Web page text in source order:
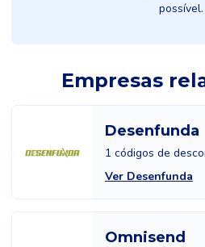
possível.
Empresas
Desenfunda
1 códigos de
Ver Desenfunda
Omnisend